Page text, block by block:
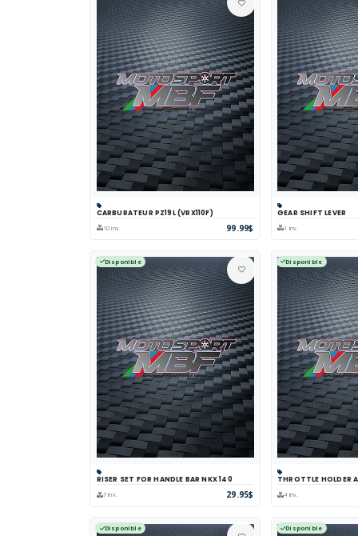
Panier Comparer
CARBURATEUR PZ19L (VRX110F)
10 inv. 99.99$
Panier
GEAR SHIFT LEVER
1 inv.
Disponible
Panier Comparer Voir
RISER SET FOR HANDLE BAR NKX 140
7 inv. 29.95$
Disponible
Panier
THROTTLE HOLDER
4 inv.
Disponible Disponible